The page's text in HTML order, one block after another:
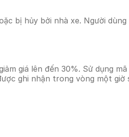
bị hủy bởi nhà xe. Người
giá lên đến 30%. Sử dụng mã
ghi nhận trong vòng một giờ